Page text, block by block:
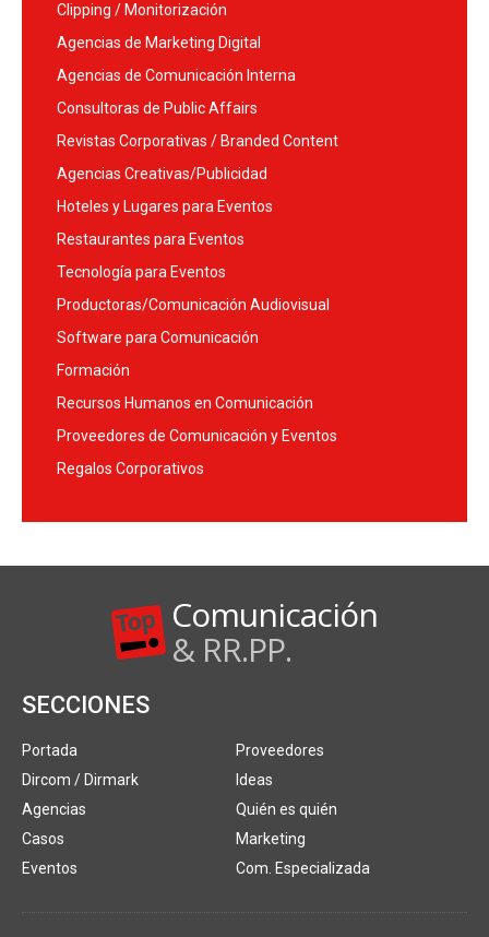
Clipping / Monitorización
Agencias de Marketing Digital
Agencias de Comunicación Interna
Consultoras de Public Affairs
Revistas Corporativas / Branded Content
Agencias Creativas/Publicidad
Hoteles y Lugares para Eventos
Restaurantes para Eventos
Tecnología para Eventos
Productoras/Comunicación Audiovisual
Software para Comunicación
Formación
Recursos Humanos en Comunicación
Proveedores de Comunicación y Eventos
Regalos Corporativos
Comunicación
& RR.PP.
SECCIONES
Portada
Dircom / Dirmark
Agencias
Casos
Eventos
Proveedores
Ideas
Quién es quién
Marketing
Com. Especializada